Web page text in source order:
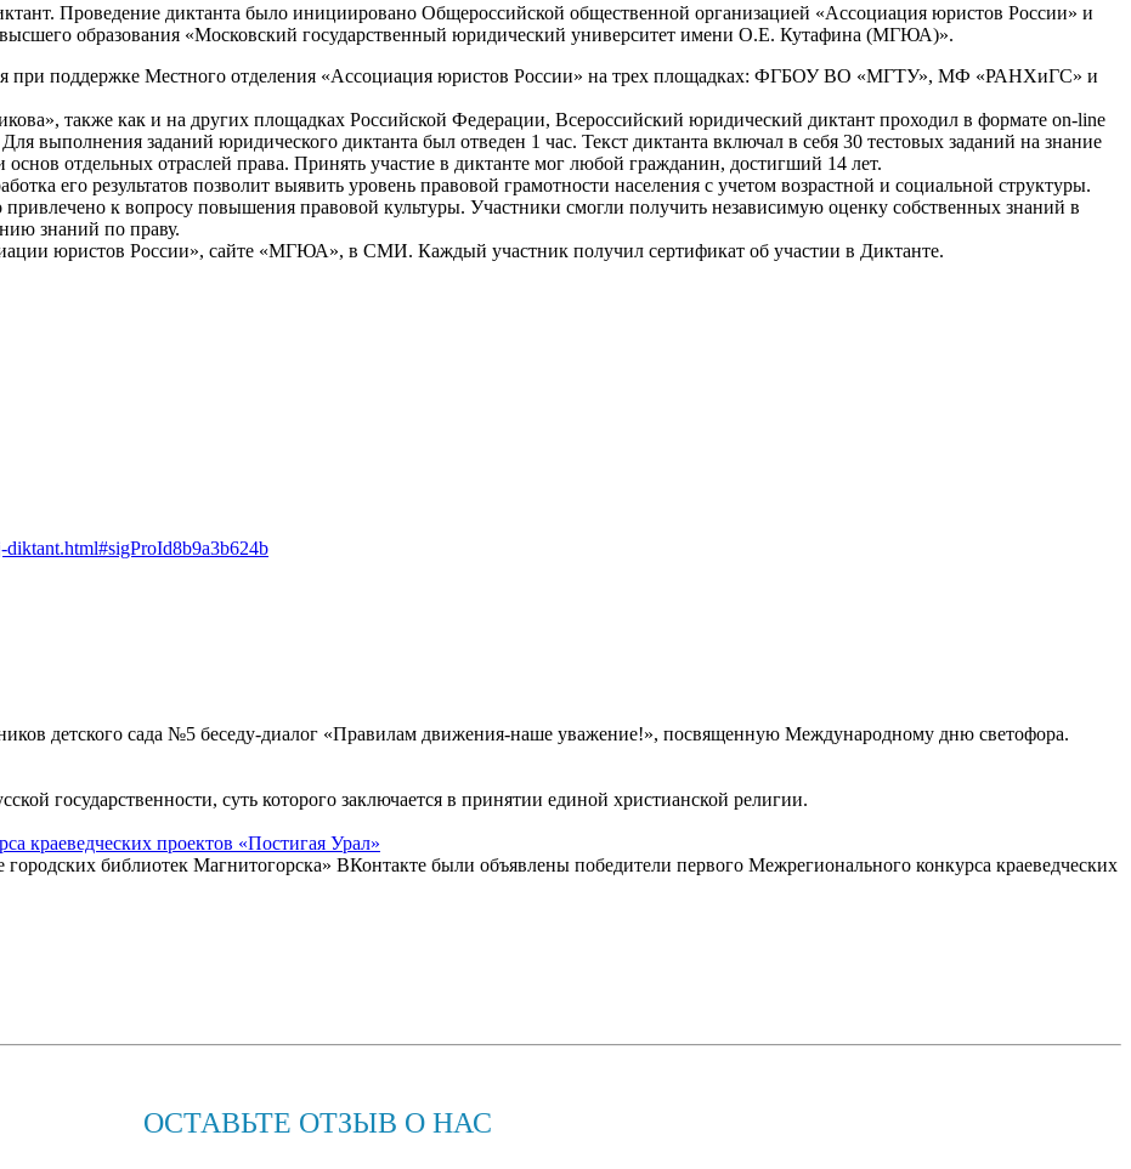
Проведение диктанта было инициировано Общероссийской общественной организацией «Ассоциация юристов России» и
образования «Московский государственный юридический университет имени О.Е. Кутафина (МГЮА)».
при поддержке Местного отделения «Ассоциация юристов России» на трех площадках: ФГБОУ ВО «МГТУ», МФ «РАНХиГС» и
также как и на других площадках Российской Федерации, Всероссийский юридический диктант проходил в формате on-line
выполнения заданий юридического диктанта был отведен 1 час. Текст диктанта включал в себя 30 тестовых заданий на знание
отдельных отраслей права. Принять участие в диктанте мог любой гражданин, достигший 14 лет.
его результатов позволит выявить уровень правовой грамотности населения с учетом возрастной и социальной структуры.
к вопросу повышения правовой культуры. Участники смогли получить независимую оценку собственных знаний в
знаний по праву.
юристов России», сайте «МГЮА», в СМИ. Каждый участник получил сертификат об участии в Диктанте.
детского сада №5 беседу-диалог «Правилам движения-наше уважение!», посвященную Международному дню светофора.
государственности, суть которого заключается в принятии единой христианской религии.
краеведческих проектов «Постигая Урал»
библиотек Магнитогорска» ВКонтакте были объявлены победители первого Межрегионального конкурса краеведческих
ОСТАВЬТЕ ОТЗЫВ О НАС